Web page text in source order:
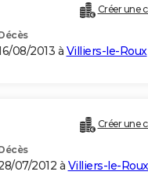
Créer une
08/2013 à Villiers-le-Roux
Créer une
07/2012 à Villiers-le-Roux